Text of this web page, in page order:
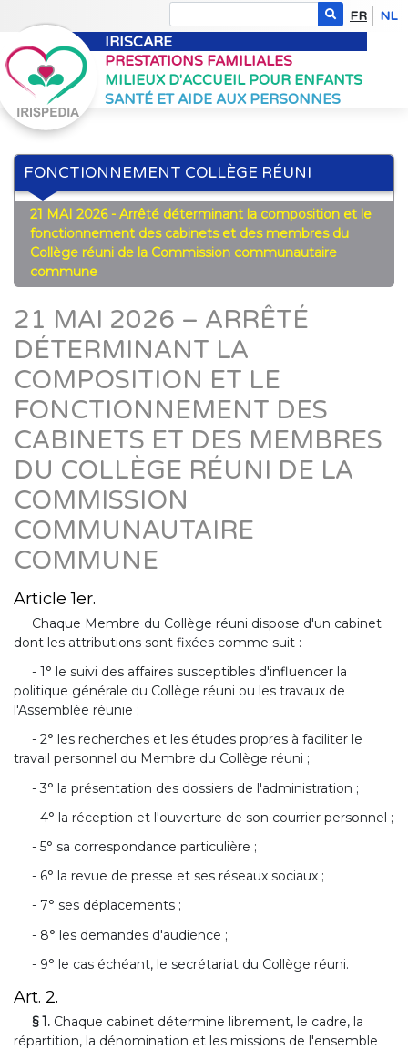
FR NL
IRISCARE
PRESTATIONS FAMILIALES
MILIEUX D'ACCUEIL POUR ENFANTS
SANTÉ ET AIDE AUX PERSONNES
FONCTIONNEMENT COLLÈGE RÉUNI
21 MAI 2026 - Arrêté déterminant la composition et le
fonctionnement des cabinets et des membres du
Collège réuni de la Commission communautaire
commune
21 MAI 2026 – ARRÊTÉ
DÉTERMINANT LA
COMPOSITION ET LE
FONCTIONNEMENT DES
CABINETS ET DES MEMBRES
DU COLLÈGE RÉUNI DE LA
COMMISSION
COMMUNAUTAIRE
COMMUNE
Article 1er.
Chaque Membre du Collège réuni dispose d'un cabinet
dont les attributions sont fixées comme suit :
- 1° le suivi des affaires susceptibles d'influencer la
politique générale du Collège réuni ou les travaux de
l'Assemblée réunie ;
- 2° les recherches et les études propres à faciliter le
travail personnel du Membre du Collège réuni ;
- 3° la présentation des dossiers de l'administration ;
- 4° la réception et l'ouverture de son courrier personnel ;
- 5° sa correspondance particulière ;
- 6° la revue de presse et ses réseaux sociaux ;
- 7° ses déplacements ;
- 8° les demandes d'audience ;
- 9° le cas échéant, le secrétariat du Collège réuni.
Art. 2.
§ 1. Chaque cabinet détermine librement, le cadre, la
répartition, la dénomination et les missions de l'ensemble